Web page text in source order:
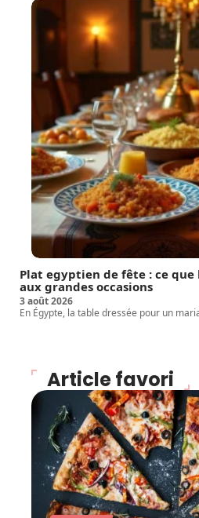
Plat egyptien de fête : ce que
aux grandes occasions
3 août 2026
En Égypte, la table dressée pour un
Article favori